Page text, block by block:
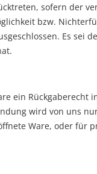
sofern der
bzw.
Es sei
ein Rückgaberecht
wird von uns
Ware, oder für